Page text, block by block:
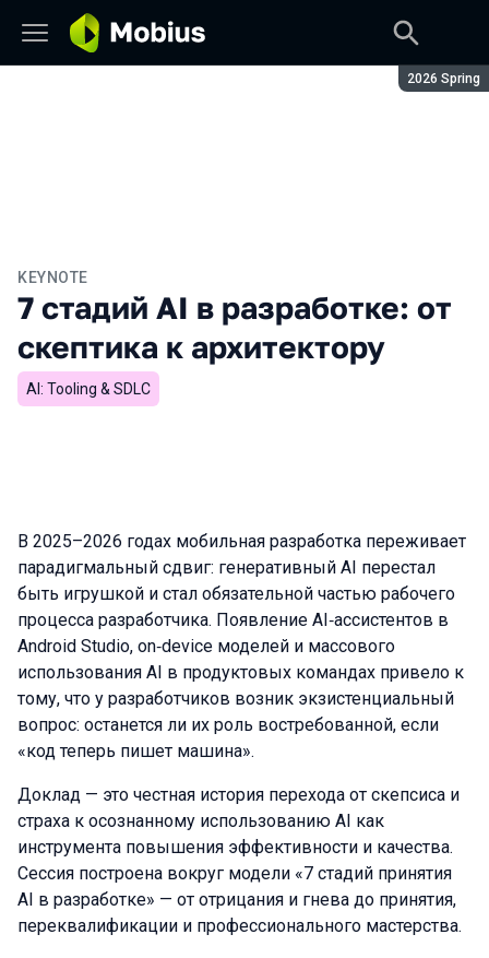
Сезон:
2026 Spring
KEYNOTE
7 стадий AI в разработке: от
скептика к архитектору
AI: Tooling & SDLC
В 2025–2026 годах мобильная разработка переживает
парадигмальный сдвиг: генеративный AI перестал
быть игрушкой и стал обязательной частью рабочего
процесса разработчика. Появление AI‑ассистентов в
Android Studio, on‑device моделей и массового
использования AI в продуктовых командах привело к
тому, что у разработчиков возник экзистенциальный
вопрос: останется ли их роль востребованной, если
«код теперь пишет машина».
Доклад — это честная история перехода от скепсиса и
страха к осознанному использованию AI как
инструмента повышения эффективности и качества.
Сессия построена вокруг модели «7 стадий принятия
AI в разработке» — от отрицания и гнева до принятия,
переквалификации и профессионального мастерства.